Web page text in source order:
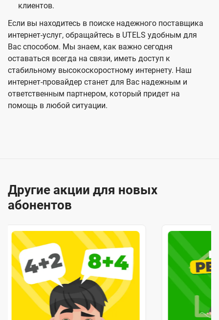
клиентов.
Если вы находитесь в поиске надежного поставщика
интернет-услуг, обращайтесь в UTELS удобным для
Вас способом. Мы знаем, как важно сегодня
оставаться всегда на связи, иметь доступ к
стабильному высокоскоростному интернету. Наш
интернет-провайдер станет для Вас надежным и
ответственным партнером, который придет на
помощь в любой ситуации.
Другие акции для новых
абонентов